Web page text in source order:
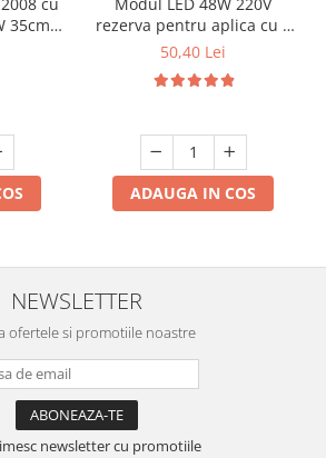
cu
35cm
de
Modul LED 48W 220V
rezerva pentru aplica cu 3
Culori si telecomanda
50,40 Lei
ADAUGA IN COS
NEWSLETTER
ofertele si promotiile noastre
newsletter cu promotiile